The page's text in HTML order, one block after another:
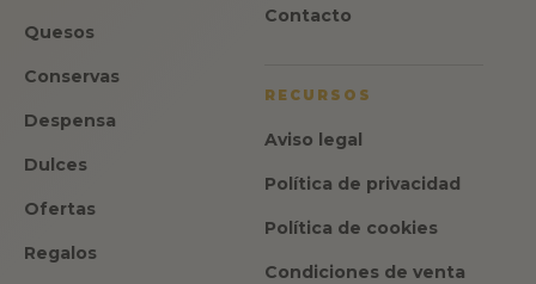
Quesos
Conservas
Despensa
Dulces
Ofertas
Regalos
Contacto
RECURSOS
Aviso legal
Política de privacidad
Política de cookies
Condiciones de venta